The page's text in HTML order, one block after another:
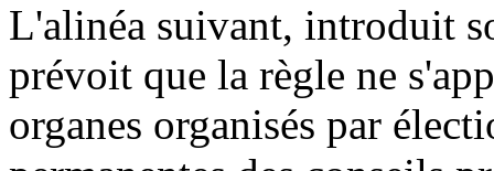
L'alinéa suivant, introduit
prévoit que la règle ne
organes organisés par